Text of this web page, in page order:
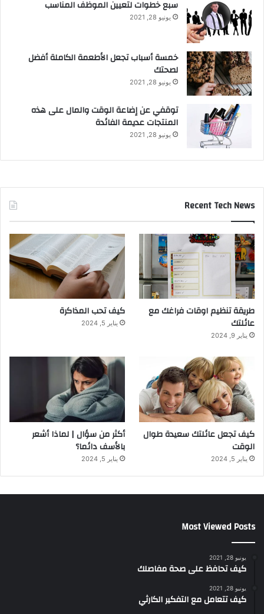
سبع خطوات لتعيين الموظف المناسب
يونيو 28, 2021
خمسة أسباب تجعل الأطعمة الكاملة أفضل
لصحتك
يونيو 28, 2021
توقفي عن إضاعة الوقت والمال على هذه
المنتجات عديمة الفائدة
يونيو 28, 2021
Recent Tech News
طريقة تنظيم اوقات فراغك مع
عائلتك
يناير 9, 2024
كيف تحب المذاكرة
يناير 5, 2024
كيف تجعل عائلتك سعيدة طوال
الوقت
يناير 5, 2024
أكثر من سؤال | لماذا أشعر
بالأسف دائما؟
يناير 5, 2024
Most Viewed Posts
يونيو 28, 2021
كيف تحافظ على صحة مفاصلك
يونيو 28, 2021
كيف تتعامل مع التفكير الكارثي